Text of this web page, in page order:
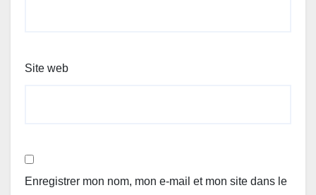
Site web
Enregistrer mon nom, mon e-mail et mon site dans le